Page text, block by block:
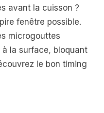
avant la cuisson ?
fenêtre possible.
microgouttes
à la surface, bloquant
le bon timing